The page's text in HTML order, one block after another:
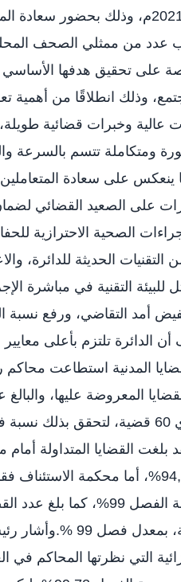
المستوى القضائي خلال العام
عدد من ممثلي الصحف
على تحقيق هدفها الأساسي
وذلك انطلاقًا من أهمية
عالية وخبرات قضائية
ومتكاملة تتسم بالسرعة
ينعكس على سعادة
على الصعيد القضائي
الإجراءات الصحية
التقنيات الحديثة للدائرة،
للبيئة التقنية في مباشرة
أمد التقاضي، ورفع نسبة
الدائرة تلتزم بأعلى
قضية، فصلت في 4565